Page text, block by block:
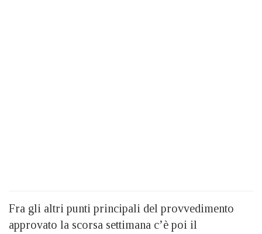
Fra gli altri punti principali del provvedimento
approvato la scorsa settimana c’è poi il